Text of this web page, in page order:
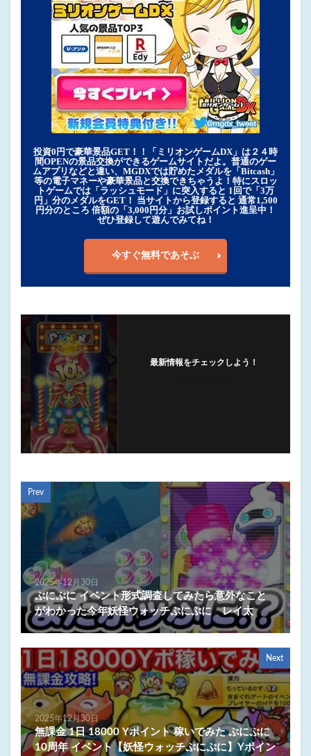
投資0円で豪華景品GET！！「ミリオンゲームDX」は２４時
間OPENの景品交換ができるゲームサイトだよ。普通のゲー
ムアプリなどと違い、MGDXでは貯めたメダルを「Bitcash」
等の電子マネーや豪華景品と交換できちゃうよ！特にスロッ
トゲームでは「ラッシュモード」に突入すると 1回で「3万
円」分のメダルをGET！ 当サイトから登録すると 通常1,500
円分のところ 倍額の「3,000円分」お試しポイント進呈中！
ぜひ登録して遊んでみてね！
今すぐ無料であそぶ
最新情報をチェックしよう！
Prev
2025年12月30日
ぷにぷに イベント形式調査してみたら意外なこと
がわかった今年妖怪ウォッチぷにぷに レイ太
Next
2025年12月30日
無課金 1日 18000 Yポイント 稼いでみた ぷにぷに
10周年 イベント【妖怪ウォッチぷにぷに】Yポイン